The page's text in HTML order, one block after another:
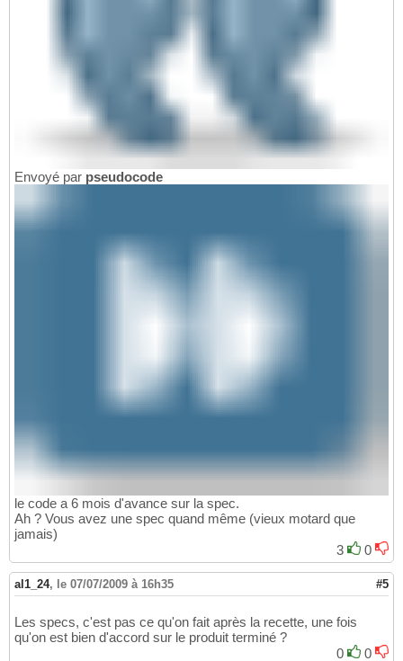
Envoyé par pseudocode
le code a 6 mois d'avance sur la spec.
Ah ? Vous avez une spec quand même (vieux motard que
jamais)
3
0
al1_24, le 07/07/2009 à 16h35 #5
Les specs, c'est pas ce qu'on fait après la recette, une fois
qu'on est bien d'accord sur le produit terminé ?
0
0